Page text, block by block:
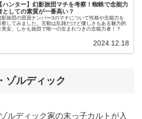
【ハンター】幻影旅団マチを考察！蜘蛛で念能力
としての素質が一番高い？
影旅団の団員ナンバー3のマチについて性格や念能力を
察してみました。言動は乱雑だけど優しさもある魅力的
美女。しかも旅団で唯一の生まれつきの念能力者！？
2024.12.18
ゾルディック
ルディック家の末っ子カルトが入